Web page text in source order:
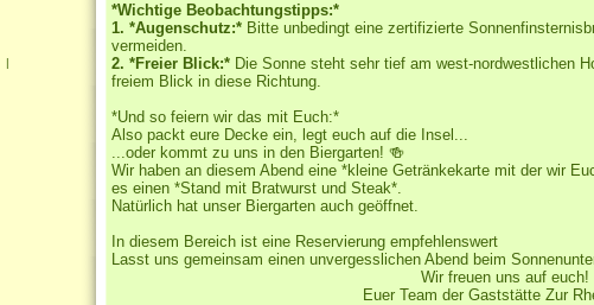
|
*Wichtige Beobachtungstipps:*
1. *Augenschutz:* Bitte unbedingt eine zertifizierte
vermeiden.
2. *Freier Blick:* Die Sonne steht sehr tief am west-nordwestlichen
freiem Blick in diese Richtung.
*Und so feiern wir das mit Euch:*
Also packt eure Decke ein, legt euch auf die Insel...
...oder kommt zu uns in den Biergarten! 🍻
Wir haben an diesem Abend eine *kleine Getränkekarte mit der wir
es einen *Stand mit Bratwurst und Steak*.
Natürlich hat unser Biergarten auch geöffnet.
In diesem Bereich ist eine Reservierung empfehlenswert
Lasst uns gemeinsam einen unvergesslichen Abend beim
Wir freuen uns auf euch!
Euer Team der Gaststätte Zur